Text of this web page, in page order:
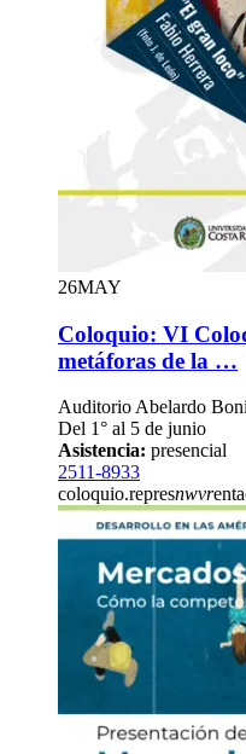
26MAY
Coloquio: VI
metáforas de la …
Auditorio Abelardo
Del 1° al 5 de junio
Asistencia: presencial
2511-8933
coloquio.represnwvr